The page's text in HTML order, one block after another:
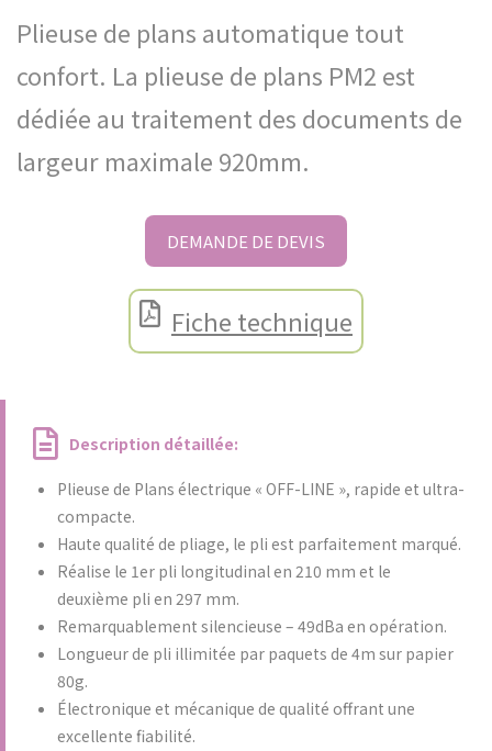
Plieuse de plans automatique tout
confort. La plieuse de plans PM2 est
dédiée au traitement des documents de
largeur maximale 920mm.
DEMANDE DE DEVIS
Fiche technique
Description détaillée:
Plieuse de Plans électrique « OFF-LINE », rapide et ultra-
compacte.
Haute qualité de pliage, le pli est parfaitement marqué.
Réalise le 1er pli longitudinal en 210 mm et le
deuxième pli en 297 mm.
Remarquablement silencieuse – 49dBa en opération.
Longueur de pli illimitée par paquets de 4m sur papier
80g.
Électronique et mécanique de qualité offrant une
excellente fiabilité.